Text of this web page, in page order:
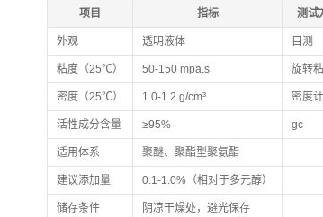
项目 指标 测试
外观 透明液体 目测
粘度（25℃） 50-150 mpa.s 旋转
密度（25℃） 1.0-1.2 g/cm³ 密度计
活性成分含量 ≥95% gc
适用体系 聚醚、聚酯型聚氨酯
建议添加量 0.1-1.0%（相对于多元醇）
储存条件 阴凉干燥处，避光保存